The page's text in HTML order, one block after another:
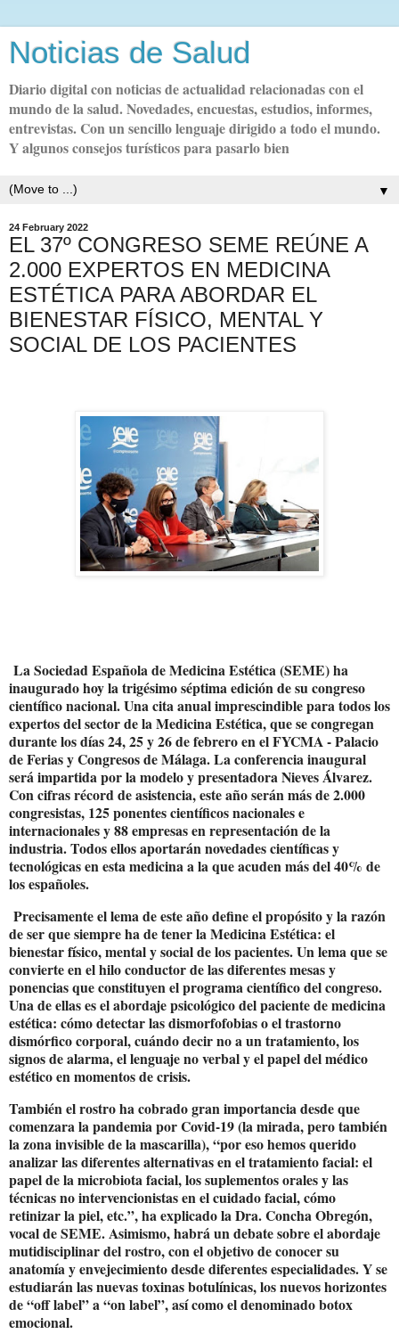
Noticias de Salud
Diario digital con noticias de actualidad relacionadas con el
mundo de la salud. Novedades, encuestas, estudios, informes,
entrevistas. Con un sencillo lenguaje dirigido a todo el mundo.
Y algunos consejos turísticos para pasarlo bien
▼
24 February 2022
EL 37º CONGRESO SEME REÚNE A
2.000 EXPERTOS EN MEDICINA
ESTÉTICA PARA ABORDAR EL
BIENESTAR FÍSICO, MENTAL Y
SOCIAL DE LOS PACIENTES
La Sociedad Española de Medicina Estética (SEME) ha
inaugurado hoy la trigésimo séptima edición de su congreso
científico nacional. Una cita anual imprescindible para todos los
expertos del sector de la Medicina Estética, que se congregan
durante los días 24, 25 y 26 de febrero en el FYCMA - Palacio
de Ferias y Congresos de Málaga. La conferencia inaugural
será impartida por la modelo y presentadora Nieves Álvarez.
Con cifras récord de asistencia, este año serán más de 2.000
congresistas, 125 ponentes científicos nacionales e
internacionales y 88 empresas en representación de la
industria. Todos ellos aportarán novedades científicas y
tecnológicas en esta medicina a la que acuden más del 40% de
los españoles.
Precisamente el lema de este año define el propósito y la razón
de ser que siempre ha de tener la Medicina Estética: el
bienestar físico, mental y social de los pacientes. Un lema que se
convierte en el hilo conductor de las diferentes mesas y
ponencias que constituyen el programa científico del congreso.
Una de ellas es el abordaje psicológico del paciente de medicina
estética: cómo detectar las dismorfofobias o el trastorno
dismórfico corporal, cuándo decir no a un tratamiento, los
signos de alarma, el lenguaje no verbal y el papel del médico
estético en momentos de crisis.
También el rostro ha cobrado gran importancia desde que
comenzara la pandemia por Covid-19 (la mirada, pero también
la zona invisible de la mascarilla), “por eso hemos querido
analizar las diferentes alternativas en el tratamiento facial: el
papel de la microbiota facial, los suplementos orales y las
técnicas no intervencionistas en el cuidado facial, cómo
retinizar la piel, etc.”, ha explicado la Dra. Concha Obregón,
vocal de SEME. Asimismo, habrá un debate sobre el abordaje
mutidisciplinar del rostro, con el objetivo de conocer su
anatomía y envejecimiento desde diferentes especialidades. Y se
estudiarán las nuevas toxinas botulínicas, los nuevos horizontes
de “off label” a “on label”, así como el denominado botox
emocional.